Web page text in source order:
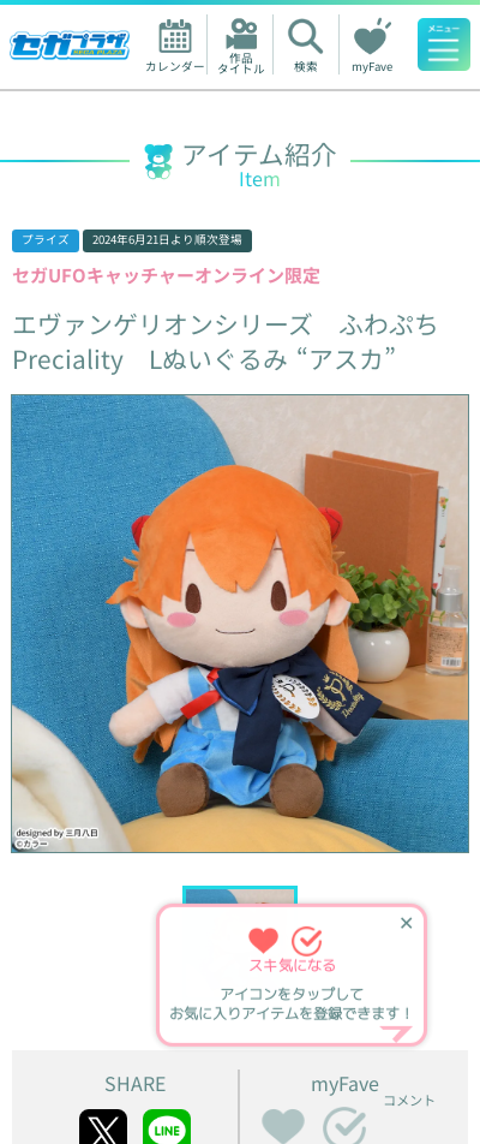
カレンダー 作品
タイトル 検索 myFave
人気ワード
アイテム紹介
Item
プライズ 2024年6月21日 より順次登場
セガUFOキャッチャーオンライン限定
エヴァンゲリオンシリーズ
ふわぷち
Preciality
Lぬいぐるみ “アスカ”
✕
スキ気になる
アイコンをタップして
お気に入りアイテムを登録できます！
SHARE myFave
コメント